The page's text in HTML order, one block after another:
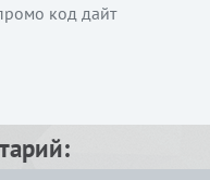
код дайт